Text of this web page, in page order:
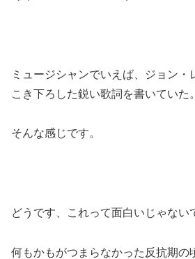
ミュージシャンでいえば、ジョン・
こき下ろした鋭い歌詞を書いていた。
そんな感じです。
どうです、これって面白いじゃない
何もかもがつまらなかった反抗期の